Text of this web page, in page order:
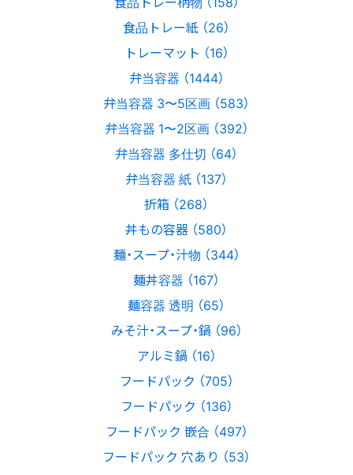
食品トレー紙 （26）
トレーマット （16）
弁当容器 （1444）
弁当容器 3〜5区画 （583）
弁当容器 1〜2区画 （392）
弁当容器 多仕切 （64）
弁当容器 紙 （137）
折箱 （268）
丼もの容器 （580）
麺・スープ・汁物 （344）
麺丼容器 （167）
麺容器 透明 （65）
みそ汁・スープ・鍋 （96）
アルミ鍋 （16）
フードパック （705）
フードパック （136）
フードパック 嵌合 （497）
フードパック 穴あり （53）